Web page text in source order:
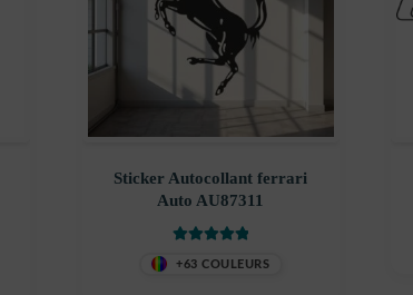
Sticker Autocollant ferrari
Auto AU87311
+63 COULEURS